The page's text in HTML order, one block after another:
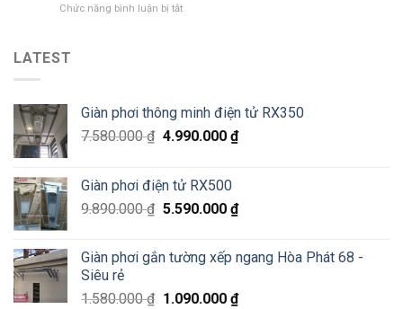
số
minh
Đống
Đa
Chức năng bình luận bị tắtở
Đông
–
Siêu
chỉ
200K
LATEST
Giàn phơi thông minh điện tử RX350
7.580.000₫ 4.990.000 ₫
Giàn phơi điện tử RX500
9.890.000₫ 5.590.000 ₫
Giàn phơi gắn tường xếp ngang Hòa Phát 68 -
Siêu rẻ
1.580.000₫ 1.090.000 ₫